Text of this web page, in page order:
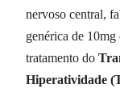
nervoso central,
genérica de
tratamento do
Hiperatividade